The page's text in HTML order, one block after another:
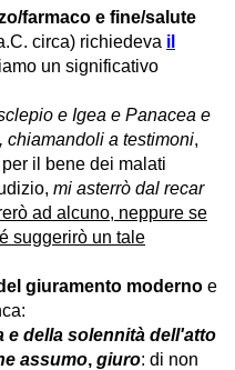
farmaco e fine/salute
circa) richiedeva il
un significativo
e Igea e Panacea e
chiamandoli a testimoni,
il bene dei malati
mi asterrò dal recar
ad alcuno, neppure se
suggerirò un tale
giuramento moderno e
e della solennità dell'atto
assumo, giuro: di non